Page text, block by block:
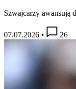
Szwajcarzy awansują
07.07.2026 • 26